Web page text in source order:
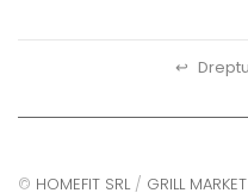
↩
© HOMEFIT SRL/ GRILL